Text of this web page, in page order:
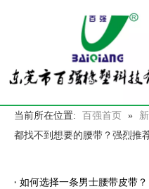
当前所在位置: 百强首页 »
都找不到想要的腰带？强烈推
如何选择一条男士腰带皮带？